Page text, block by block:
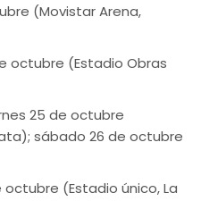
(Movistar Arena,
octubre (Estadio Obras
25 de octubre
sábado 26 de octubre
(Estadio único, La